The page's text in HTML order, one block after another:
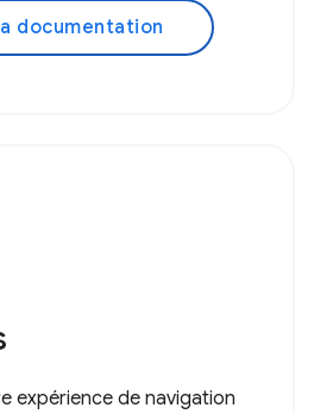
documentation
expérience de navigation